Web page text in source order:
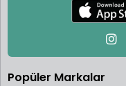
Popüler Markalar